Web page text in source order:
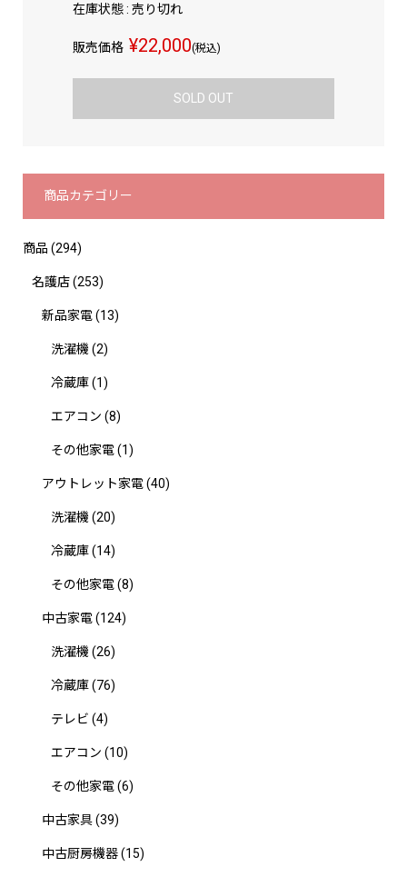
在庫状態 : 売り切れ
販売価格 ¥22,000(税込)
SOLD OUT
商品カテゴリー
商品 (294)
名護店(253)
新品家電(13)
洗濯機 (2)
冷蔵庫(1)
エアコン (8)
その他家電(1)
アウトレット家電(40)
洗濯機 (20)
冷蔵庫(14)
その他家電(8)
中古家電(124)
洗濯機 (26)
冷蔵庫(76)
テレビ (4)
エアコン (10)
その他家電(6)
中古家具(39)
中古厨房機器(15)